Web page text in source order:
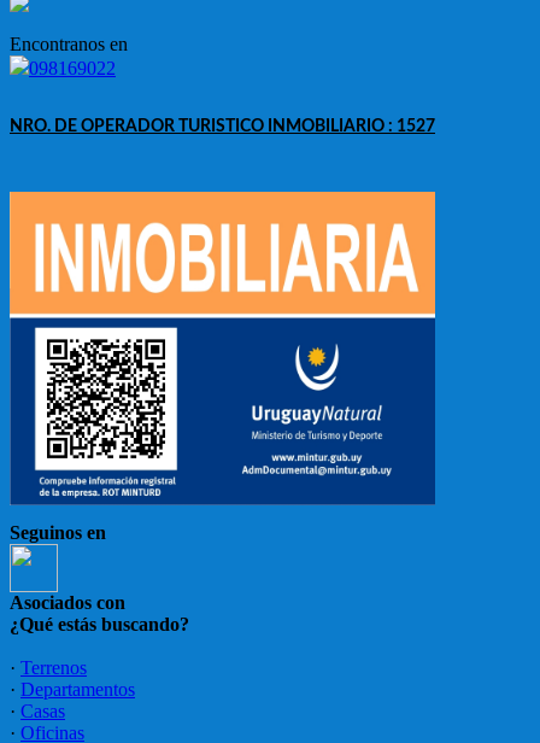
Encontranos en
098169022
NRO. DE OPERADOR TURISTICO INMOBILIARIO : 1527
Seguinos en
Asociados con
¿Qué estás buscando?
· Terrenos
· Departamentos
· Casas
· Oficinas